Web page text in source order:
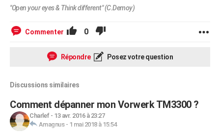
"Open your eyes & Think different" (C.Demoy)
Commenter 0
Répondre Posez votre question
Discussions similaires
Comment dépanner mon Vorwerk TM3300 ?
Charlef- 13 avr. 2016 à 23:27
Amagnus- 1 mai 2018 à 15:54